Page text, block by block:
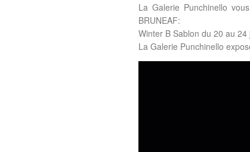
La Galerie Punchinello
BRUNEAF:
Winter B Sablon du 20 au 24
La Galerie Punchinello